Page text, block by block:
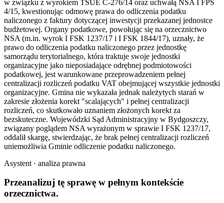
w związku z wyrokiem TSUE C-276/14 oraz uchwałą NSA I FPS
4/15, kwestionując odmowę prawa do odliczenia podatku
naliczonego z faktury dotyczącej inwestycji przekazanej jednostce
budżetowej. Organy podatkowe, powołując się na orzecznictwo
NSA (m.in. wyrok I FSK 1237/17 i I FSK 1844/17), uznały, że
prawo do odliczenia podatku naliczonego przez jednostkę
samorządu terytorialnego, która traktuje swoje jednostki
organizacyjne jako nieposiadające odrębnej podmiotowości
podatkowej, jest warunkowane przeprowadzeniem pełnej
centralizacji rozliczeń podatku VAT obejmującej wszystkie jednostki
organizacyjne. Gmina nie wykazała jednak należytych starań w
zakresie złożenia korekt "scalających" i pełnej centralizacji
rozliczeń, co skutkowało uznaniem złożonych korekt za
bezskuteczne. Wojewódzki Sąd Administracyjny w Bydgoszczy,
związany poglądem NSA wyrażonym w sprawie I FSK 1237/17,
oddalił skargę, stwierdzając, że brak pełnej centralizacji rozliczeń
uniemożliwia Gminie odliczenie podatku naliczonego.
Asystent · analiza prawna
Przeanalizuj tę sprawę w pełnym kontekście
orzecznictwa.